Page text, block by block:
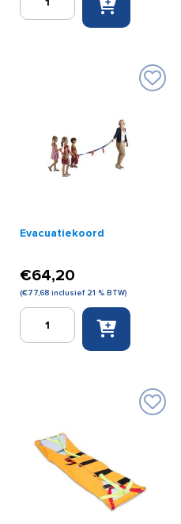
kussen
Evacuatiekoord
€64,20
(€77,68 inclusief 21 % BTW)
Evacuatiekoord
aantal